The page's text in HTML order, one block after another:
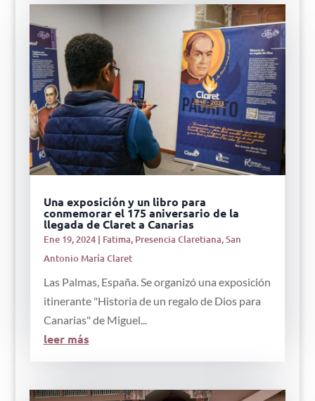
Una exposición y un libro para
conmemorar el 175 aniversario de la
llegada de Claret a Canarias
Ene 19, 2024| Fatima, Presencia Claretiana,San
Antonio María Claret
Las Palmas, España. Se organizó una exposición
itinerante "Historia de un regalo de Dios para
Canarias" de Miguel...
leer más